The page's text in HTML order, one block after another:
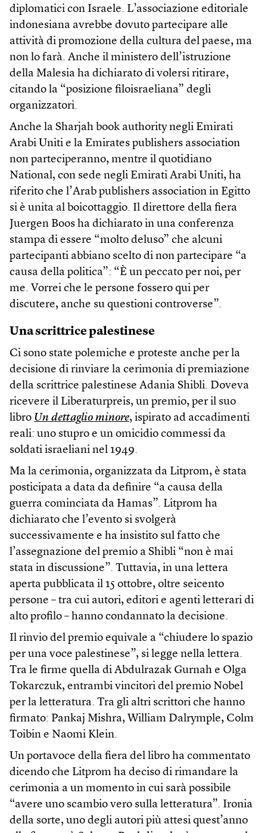
diplomatici con Israele. L’associazione editoriale
indonesiana avrebbe dovuto partecipare alle
attività di promozione della cultura del paese, ma
non lo farà. Anche il ministero dell’istruzione
della Malesia ha dichiarato di volersi ritirare,
citando la “posizione filoisraeliana” degli
organizzatori.
Anche la Sharjah book authority negli Emirati
Arabi Uniti e la Emirates publishers association
non parteciperanno, mentre il quotidiano
National, con sede negli Emirati Arabi Uniti, ha
riferito che l’Arab publishers association in Egitto
si è unita al boicottaggio. Il direttore della fiera
Juergen Boos ha dichiarato in una conferenza
stampa di essere “molto deluso” che alcuni
partecipanti abbiano scelto di non partecipare “a
causa della politica”: “È un peccato per noi, per
me. Vorrei che le persone fossero qui per
discutere, anche su questioni controverse”.
Una scrittrice palestinese
Ci sono state polemiche e proteste anche per la
decisione di rinviare la cerimonia di premiazione
della scrittrice palestinese Adania Shibli. Doveva
ricevere il Liberaturpreis, un premio, per il suo
libro Un dettaglio minore, ispirato ad accadimenti
reali: uno stupro e un omicidio commessi da
soldati israeliani nel 1949.
Ma la cerimonia, organizzata da Litprom, è stata
posticipata a data da definire “a causa della
guerra cominciata da Hamas”. Litprom ha
dichiarato che l’evento si svolgerà
successivamente e ha insistito sul fatto che
l’assegnazione del premio a Shibli “non è mai
stata in discussione”. Tuttavia, in una lettera
aperta pubblicata il 15 ottobre, oltre seicento
persone – tra cui autori, editori e agenti letterari di
alto profilo – hanno condannato la decisione.
Il rinvio del premio equivale a “chiudere lo spazio
per una voce palestinese”, si legge nella lettera.
Tra le firme quella di Abdulrazak Gurnah e Olga
Tokarczuk, entrambi vincitori del premio Nobel
per la letteratura. Tra gli altri scrittori che hanno
firmato: Pankaj Mishra, William Dalrymple, Colm
Toibin e Naomi Klein.
Un portavoce della fiera del libro ha commentato
dicendo che Litprom ha deciso di rimandare la
cerimonia a un momento in cui sarà possibile
“avere uno scambio vero sulla letteratura”. Ironia
della sorte, uno degli autori più attesi quest’anno